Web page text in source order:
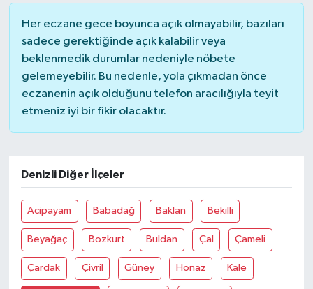
Her eczane gece boyunca açık olmayabilir, bazıları
sadece gerektiğinde açık kalabilir veya
beklenmedik durumlar nedeniyle nöbete
gelemeyebilir. Bu nedenle, yola çıkmadan önce
eczanenin açık olduğunu telefon aracılığıyla teyit
etmeniz iyi bir fikir olacaktır.
Denizli Diğer İlçeler
Acipayam Babadağ Baklan Bekilli
Beyağaç Bozkurt Buldan Çal Çameli
Çardak Çivril Güney Honaz Kale